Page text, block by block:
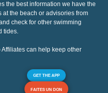
the best information we have the
at the beach or advisories from
check for other swimming
tides.
can help keep other
GET THE APP
FAITES UN DON